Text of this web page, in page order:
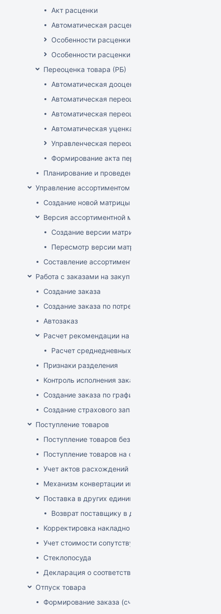
Акт расценки
Автоматическая расценка при проведении
Особенности расценки в РБ
Особенности расценки РФ
Переоценка товара (РБ)
Автоматическая дооценка товаров
Автоматическая переоценка акционного товара
Автоматическая переоценка по прайсам и
Автоматическая уценка товаров
Управленческая переоценка
Формирование акта переоценки
Планирование и проведение акций
Управление ассортиментом магазинов
Создание новой матрицы
Версия ассортиментной матрицы
Создание версии матрицы
Пересмотр версии матрицы
Составление ассортимента магазина
Работа с заказами на закупку
Создание заказа
Создание заказа по потребностям
Автозаказ
Расчет рекомендации на закупку
Расчет среднедневных продаж
Признаки разделения
Контроль исполнения заказов поставщиком
Создание заказа по графику
Создание страхового запаса
Поступление товаров
Поступление товаров без заказа
Поступление товаров на основе заказа
Учет актов расхождений при поступлении товаров
Механизм конвертации инвойсов из иностранной
Поставка в других единицах
Возврат поставщику в других единицах
Корректировка накладной (РФ)
Учет стоимости сопутствующих услуг в приходе
Стеклопосуда
Декларация о соответствии
Отпуск товара
Формирование заказа (счета-фактуры)